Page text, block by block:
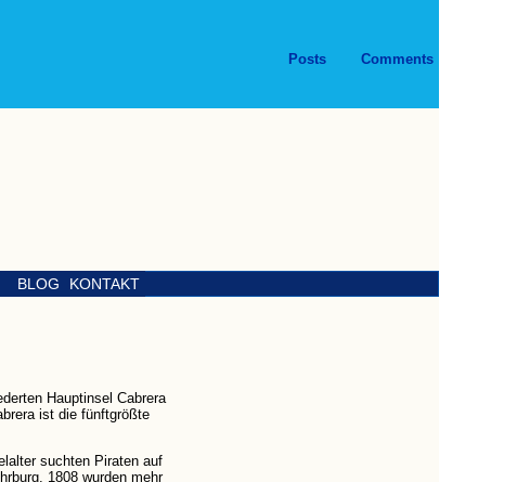
BLOG KONTAKT
Comments
Posts
Hauptinsel Cabrera
ist die fünftgrößte
suchten Piraten auf
1808 wurden mehr